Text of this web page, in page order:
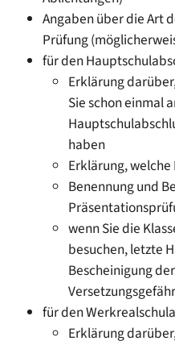
Angaben über die Art
Prüfung
für den
Erklärung
Sie schon einmal
haben
Erklärung,
Benennung und
wenn Sie die
besuchen, letzte
Bescheinigung
für den
Erklärung